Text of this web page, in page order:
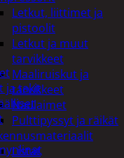
Letkut, liittimet ja
pistoolit
Letkut ja muut
tarvikkeet
Maaliruiskut ja
tarvikkeet
Naulaimet
Pulttipyssyt ja räikät
Listat
ja takit